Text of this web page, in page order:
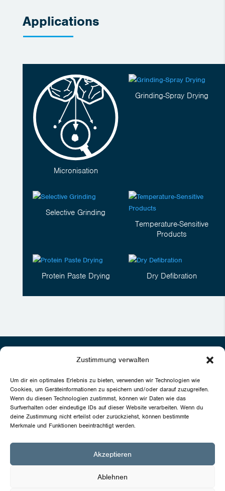
Zustimmung verwalten
Um dir ein optimales Erlebnis zu bieten, verwenden wir Technologien wie
Cookies, um Geräteinformationen zu speichern und/oder darauf zuzugreifen.
Wenn du diesen Technologien zustimmst, können wir Daten wie das
Surfverhalten oder eindeutige IDs auf dieser Website verarbeiten. Wenn du
deine Zustimmung nicht erteilst oder zurückziehst, können bestimmte
Merkmale und Funktionen beeinträchtigt werden.
Akzeptieren
Ablehnen
Applications
Micronisation
Grinding-Spray Drying
Selective Grinding
Temperature-Sensitive
Products
Protein Paste Drying Dry Defibration
MAHLTECHNIK GORGENS GmbH
Norfer Strasse 22 · D-41539 Dormagen
 +49 (0) 21 33 – 24 51 -0
 +49 (0) 21 33 – 24 51 44